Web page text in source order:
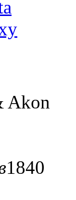
Akon
1840